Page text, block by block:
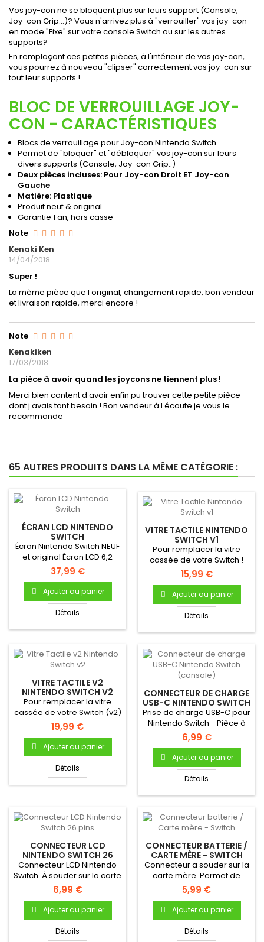
Vos joy-con ne se bloquent plus sur leurs support (Console,
Joy-con Grip...)? Vous n'arrivez plus à "verrouiller" vos joy-con
en mode "Fixe" sur votre console Switch ou sur les autres
supports?
En remplaçant ces petites pièces, à l'intérieur de vos joy-con,
vous pourrez à nouveau "clipser" correctement vos joy-con sur
tout leur supports !
BLOC DE VERROUILLAGE JOY-
CON - CARACTÉRISTIQUES
Blocs de verrouillage pour Joy-con Nintendo Switch
Permet de "bloquer" et "débloquer" vos joy-con sur leurs
divers supports (Console, Joy-con Grip..)
Deux pièces incluses: Pour Joy-con Droit ET Joy-con
Gauche
Matière: Plastique
Produit neuf & original
Garantie 1 an, hors casse
Note
Kenaki Ken
14/04/2018
Super !
La même pièce que l original, changement rapide, bon vendeur
et livraison rapide, merci encore !
Note
Kenakiken
17/03/2018
La pièce à avoir quand les joycons ne tiennent plus !
Merci bien content d avoir enfin pu trouver cette petite pièce
dont j avais tant besoin ! Bon vendeur à l écoute je vous le
recommande
65 AUTRES PRODUITS DANS LA MÊME CATÉGORIE :
ÉCRAN LCD NINTENDO
SWITCH
Écran Nintendo Switch NEUF
et original Écran LCD 6,2
pouces Neuf &...
37,99 €
Ajouter au panier
Détails
VITRE TACTILE NINTENDO
SWITCH V1
Pour remplacer la vitre
cassée de votre Switch !
Tactile de remplacement
NEUF...
15,99 €
Ajouter au panier
Détails
VITRE TACTILE V2
NINTENDO SWITCH V2
Pour remplacer la vitre
cassée de votre Switch (v2)
! Tactile de remplacement...
19,99 €
Ajouter au panier
Détails
CONNECTEUR DE CHARGE
USB-C NINTENDO SWITCH
(CONSOLE)
Prise de charge USB-C pour
Nintendo Switch - Pièce à
souder sur la carte mère...
6,99 €
Ajouter au panier
Détails
CONNECTEUR LCD
NINTENDO SWITCH 26
PINS
Connecteur LCD Nintendo
Switch À souder sur la carte
mère de votre console...
6,99 €
Ajouter au panier
Détails
CONNECTEUR BATTERIE /
CARTE MÈRE - SWITCH
Connecteur a souder sur la
carte mère. Permet de
connecter la batterie à la...
5,99 €
Ajouter au panier
Détails